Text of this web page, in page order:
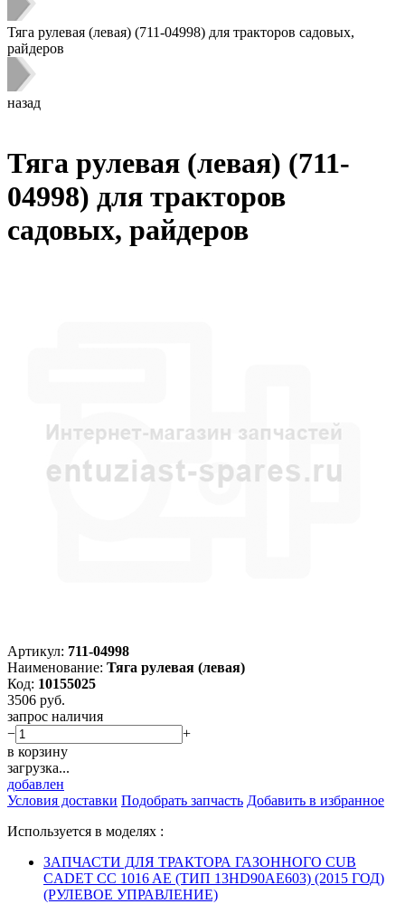
Тяга рулевая (левая) (711-04998) для тракторов садовых,
райдеров
назад
Тяга рулевая (левая) (711-
04998) для тракторов
садовых, райдеров
Артикул: 711-04998
Наименование: Тяга рулевая (левая)
Код: 10155025
3506 руб.
запрос наличия
−
+
в корзину
загрузка...
добавлен
Условия доставки Подобрать запчасть Добавить в избранное
Используется в моделях :
ЗАПЧАСТИ ДЛЯ ТРАКТОРА ГАЗОННОГО CUB
CADET CC 1016 AE (ТИП 13HD90AE603) (2015 ГОД)
(РУЛЕВОЕ УПРАВЛЕНИЕ)